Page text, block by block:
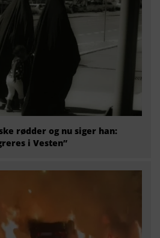
rødder og nu siger han:
i Vesten”